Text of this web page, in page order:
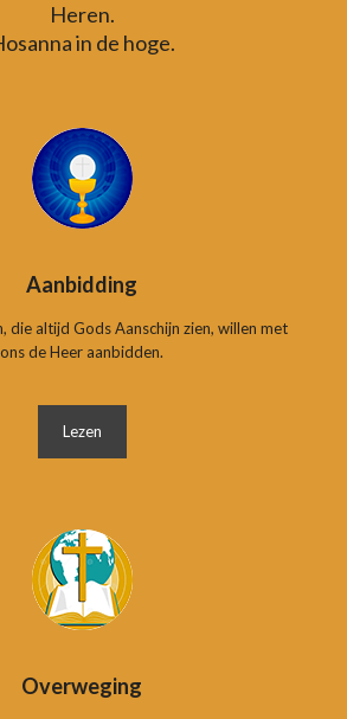
Heren.
in de hoge.
Aanbidding
die altijd Gods Aanschijn zien, willen met
ons de Heer aanbidden.
Lezen
Overweging